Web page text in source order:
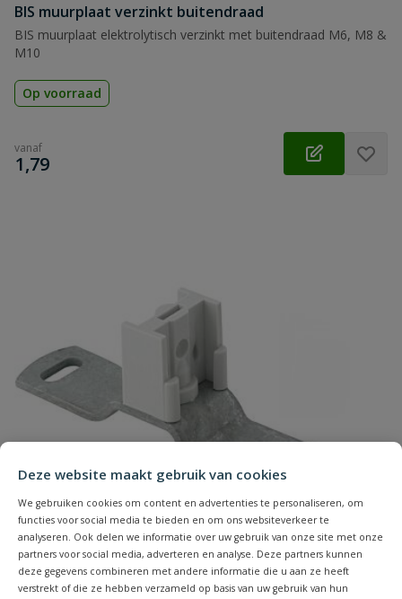
Deze website maakt gebruik van cookies
We gebruiken cookies om content en advertenties te personaliseren, om
functies voor social media te bieden en om ons websiteverkeer te
analyseren. Ook delen we informatie over uw gebruik van onze site met onze
partners voor social media, adverteren en analyse. Deze partners kunnen
deze gegevens combineren met andere informatie die u aan ze heeft
verstrekt of die ze hebben verzameld op basis van uw gebruik van hun
BIS muurplaat verzinkt buitendraad
BIS muurplaat elektrolytisch verzinkt met buitendraad M6, M8 &
M10
Op voorraad
vanaf
€
1,79
BIS dilatatiebrug verzinkt met klemnok M6